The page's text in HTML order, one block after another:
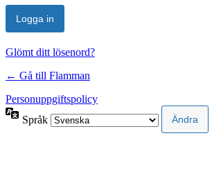
Glömt ditt lösenord?
← Gå till Flamman
Personuppgiftspolicy
Språk